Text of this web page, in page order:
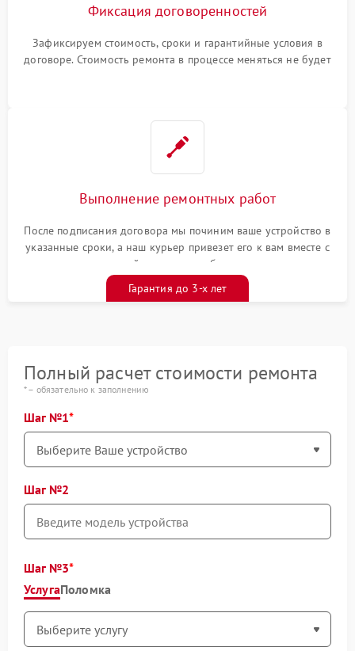
Фиксация договоренностей
Зафиксируем стоимость, сроки и гарантийные условия в
договоре. Стоимость ремонта в процессе меняться не будет
Выполнение ремонтных работ
После подписания договора мы починим ваше устройство в
указанные сроки, а наш курьер привезет его к вам вместе с
гарантийным талоном бесплатно
Гарантия до 3-х лет
Полный расчет стоимости ремонта
* – обязательно к заполнению
Шаг №1
Шаг №2
Шаг №3
УслугаПоломка